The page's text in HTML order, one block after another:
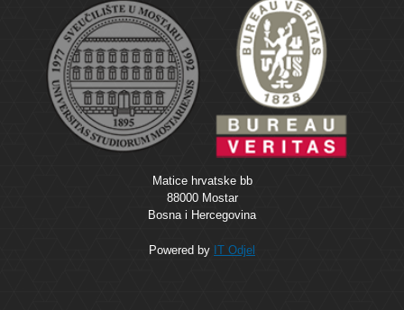
Matice hrvatske bb
88000 Mostar
Bosna i Hercegovina
Powered by IT Odjel